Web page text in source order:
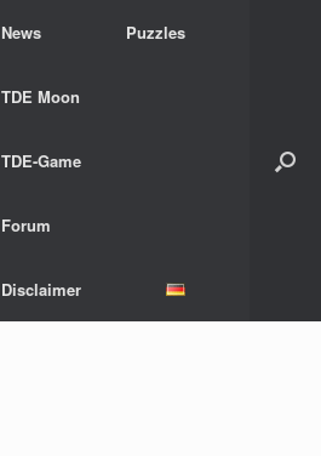
News Puzzles
TDE Moon
TDE-Game
Forum
Disclaimer